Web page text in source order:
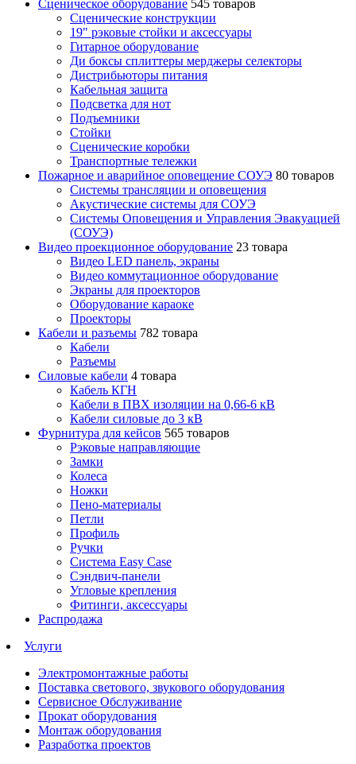
Сценическое оборудование 545 товаров
Сценические конструкции
19" рэковые стойки и аксесcуары
Гитарное оборудование
Ди боксы сплиттеры мерджеры селекторы
Дистрибьюторы питания
Кабельная защита
Подсветка для нот
Подъемники
Стойки
Сценические коробки
Транспортные тележки
Пожарное и аварийное оповещение СОУЭ 80 товаров
Cистемы трансляции и оповещения
Акустические системы для СОУЭ
Системы Оповещения и Управления Эвакуацией
(СОУЭ)
Видео проекционное оборудование 23 товара
Видео LED панель, экраны
Видео коммутационное оборудование
Экраны для проекторов
Оборудование караоке
Проекторы
Кабели и разъемы 782 товара
Кабели
Разъемы
Силовые кабели 4 товара
Кабель КГН
Кабели в ПВХ изоляции на 0,66-6 кВ
Кабели силовые до 3 кВ
Фурнитура для кейсов 565 товаров
Рэковые направляющие
Замки
Колеса
Ножки
Пено-материалы
Петли
Профиль
Ручки
Система Easy Case
Сэндвич-панели
Угловые крепления
Фитинги, аксессуары
Распродажа
Услуги
Электромонтажные работы
Поставка светового, звукового оборудования
Сервисное Обслуживание
Прокат оборудования
Монтаж оборудования
Разработка проектов